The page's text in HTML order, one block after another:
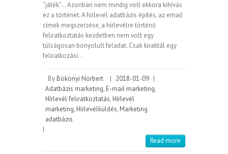
“játék”… Azonban nem mindig volt ekkora kihívás
ez a történet. A hírlevél adatbázis építés, az email
címek megszerzése, a hírlevélre történő
feliratkoztatás kezdetben nem volt egy
túlságosan bonyolult feladat. Csak kiraktál egy
feliratkozási…
By Bökönyi Norbert | 2018-01-09 |
Adatbázis marketing, E-mail marketing,
Hírlevél feliratkoztatás, Hírlevél
marketing, Hírlevélküldés, Marketing
adatbázis
|
Read more